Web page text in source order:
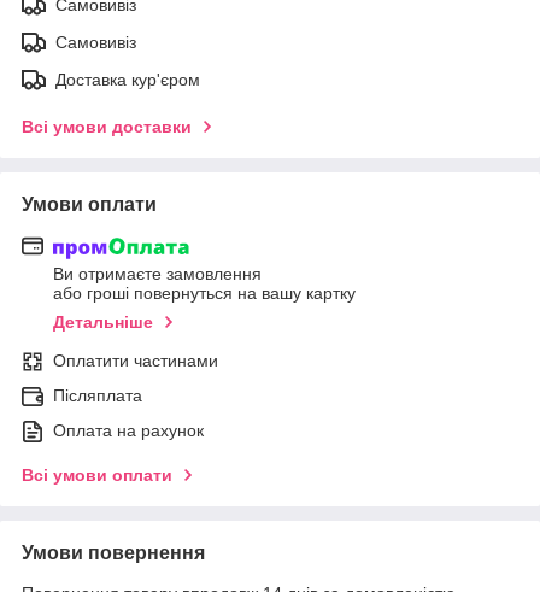
Самовивіз
Самовивіз
Доставка кур'єром
Всі умови доставки
Умови оплати
Ви отримаєте замовлення
або гроші повернуться на вашу картку
Детальніше
Оплатити частинами
Післяплата
Оплата на рахунок
Всі умови оплати
Умови повернення